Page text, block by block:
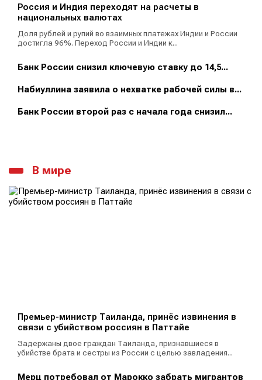
Россия и Индия переходят на расчеты в
национальных валютах
Доля рублей и рупий во взаимных платежах Индии и России
достигла 96%. Переход России и Индии к...
Банк России снизил ключевую ставку до 14,5...
Набиуллина заявила о нехватке рабочей силы в...
Банк России второй раз с начала года снизил...
В мире
Премьер-министр Таиланда, принёс извинения в
связи с убийством россиян в Паттайе
Задержаны двое граждан Таиланда, признавшиеся в
убийстве брата и сестры из России с целью завладения...
Мерц потребовал от Марокко забрать мигрантов